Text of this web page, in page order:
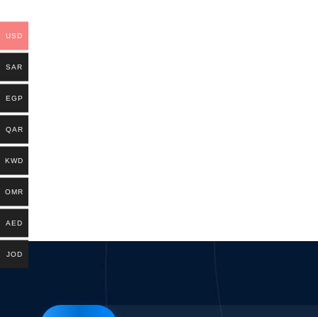
USD
SAR
EGP
QAR
KWD
OMR
AED
JOD